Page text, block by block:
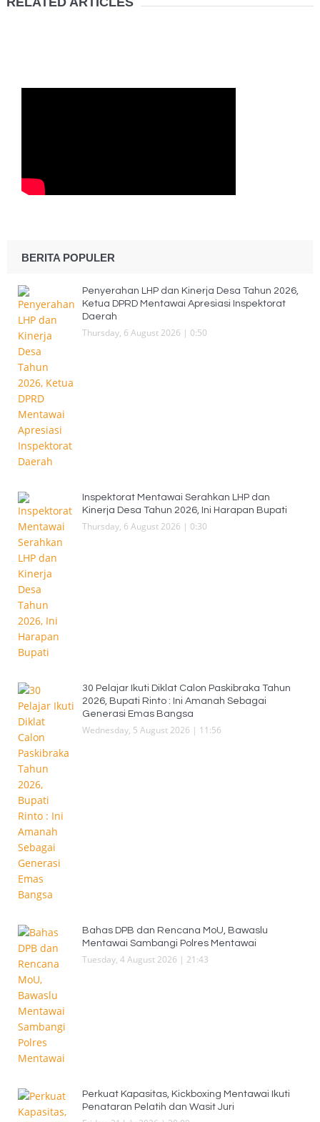
BERITA POPULER
Penyerahan LHP dan Kinerja Desa Tahun 2026,
Ketua DPRD Mentawai Apresiasi Inspektorat
Daerah
Thursday, 6 August 2026 | 0:50
Inspektorat Mentawai Serahkan LHP dan
Kinerja Desa Tahun 2026, Ini Harapan Bupati
Thursday, 6 August 2026 | 0:30
30 Pelajar Ikuti Diklat Calon Paskibraka Tahun
2026, Bupati Rinto : Ini Amanah Sebagai
Generasi Emas Bangsa
Wednesday, 5 August 2026 | 11:56
Bahas DPB dan Rencana MoU, Bawaslu
Mentawai Sambangi Polres Mentawai
Tuesday, 4 August 2026 | 21:43
Perkuat Kapasitas, Kickboxing Mentawai Ikuti
Penataran Pelatih dan Wasit Juri